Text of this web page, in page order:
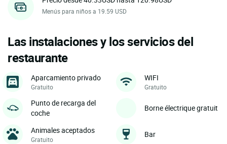
Menús para niños a 19.59 USD
Las instalaciones y los servicios del
restaurante
Aparcamiento privado
Gratuito
WIFI
Gratuito
Punto de recarga del
coche
Borne électrique gratuit
Animales aceptados
Gratuito
Bar